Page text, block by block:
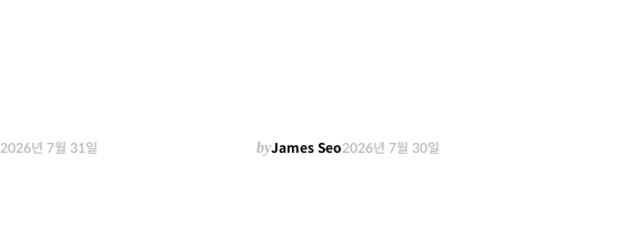
2026년 7월 31일 byJames Seo2026년 7월 30일